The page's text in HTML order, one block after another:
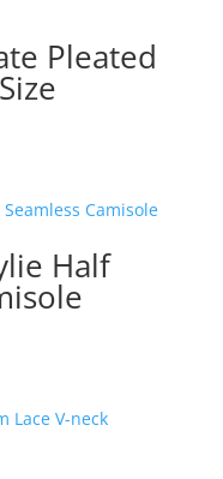
Pleated
Half